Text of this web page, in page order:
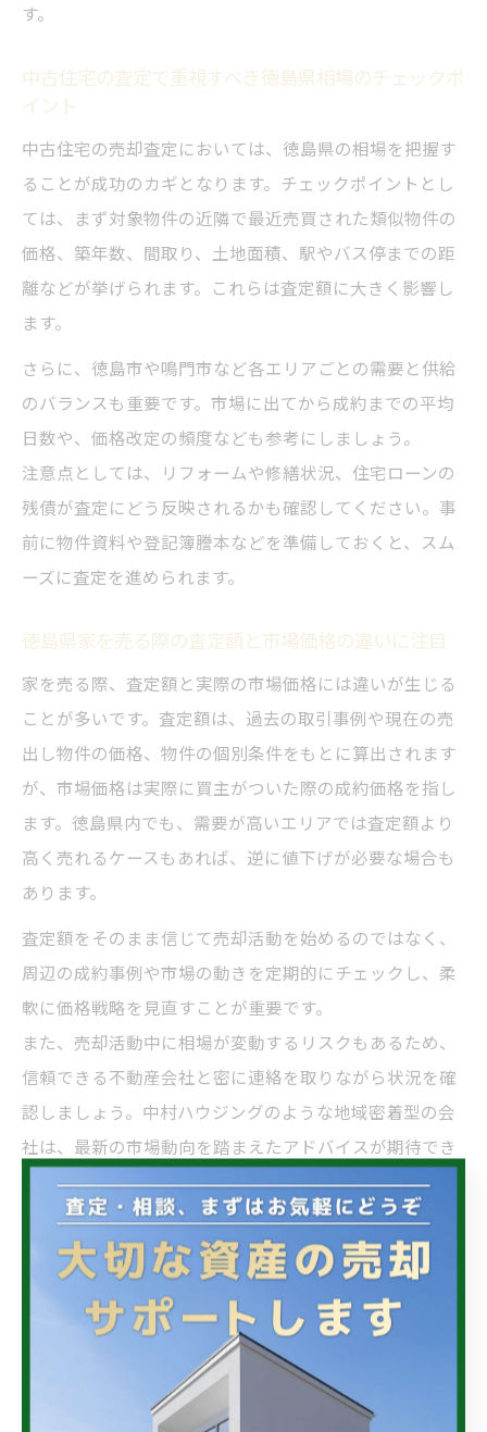
す。
中古住宅の査定で重視すべき徳島県相場のチェックポ
イント
中古住宅の売却査定においては、徳島県の相場を把握す
ることが成功のカギとなります。チェックポイントとし
ては、まず対象物件の近隣で最近売買された類似物件の
価格、築年数、間取り、土地面積、駅やバス停までの距
離などが挙げられます。これらは査定額に大きく影響し
ます。
さらに、徳島市や鳴門市など各エリアごとの需要と供給
のバランスも重要です。市場に出てから成約までの平均
日数や、価格改定の頻度なども参考にしましょう。
注意点としては、リフォームや修繕状況、住宅ローンの
残債が査定にどう反映されるかも確認してください。事
前に物件資料や登記簿謄本などを準備しておくと、スム
ーズに査定を進められます。
徳島県家を売る際の査定額と市場価格の違いに注目
家を売る際、査定額と実際の市場価格には違いが生じる
ことが多いです。査定額は、過去の取引事例や現在の売
出し物件の価格、物件の個別条件をもとに算出されます
が、市場価格は実際に買主がついた際の成約価格を指し
ます。徳島県内でも、需要が高いエリアでは査定額より
高く売れるケースもあれば、逆に値下げが必要な場合も
あります。
査定額をそのまま信じて売却活動を始めるのではなく、
周辺の成約事例や市場の動きを定期的にチェックし、柔
軟に価格戦略を見直すことが重要です。
また、売却活動中に相場が変動するリスクもあるため、
信頼できる不動産会社と密に連絡を取りながら状況を確
認しましょう。中村ハウジングのような地域密着型の会
社は、最新の市場動向を踏まえたアドバイスが期待でき
ます。
徳島 不動産売却で損をしないための相場調査術
徳島県で不動産を売却する際に損をしないためには、事
前の相場調査が必須です。インターネットの不動産ポー
タルサイトや公的な地価データ、徳島県不動産会社一覧
を活用し、対象物件と類似する売出し中・成約済み物件
の価格を幅広く集めましょう。